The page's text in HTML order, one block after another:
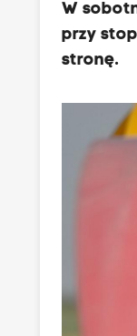
W
przy
stronę.